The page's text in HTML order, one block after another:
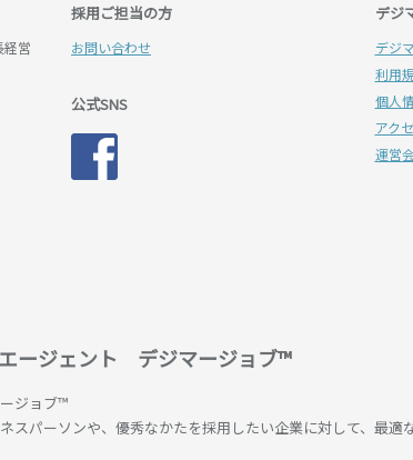
経営
採用ご担当の方
お問い合わせ
公式SNS
デジ
デジ
利用
個人
アク
運営
エージェント デジマージョブ™
ジョブ™
パーソンや、優秀なかたを採用したい企業に対して、最